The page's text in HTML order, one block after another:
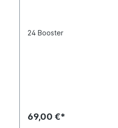
24 Booster
69,00 €*